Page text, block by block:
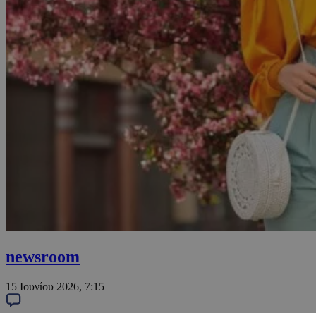
newsroom
15 Ιουνίου 2026, 7:15